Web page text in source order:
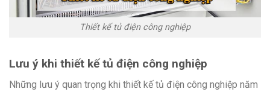
Thiết kế tủ điện công nghiệp
Lưu ý khi thiết kế tủ điện công nghiệp
Những lưu ý quan trọng khi thiết kế tủ điện công nghiệp năm